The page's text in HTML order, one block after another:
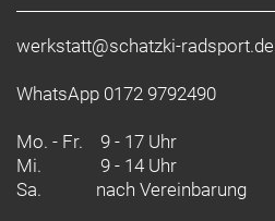
werkstatt@schatzki-radsport.de
WhatsApp 0172 9792490
Mo. - Fr. 9 - 17 Uhr
Mi.
9 - 14 Uhr
Sa.
nach Vereinbarung